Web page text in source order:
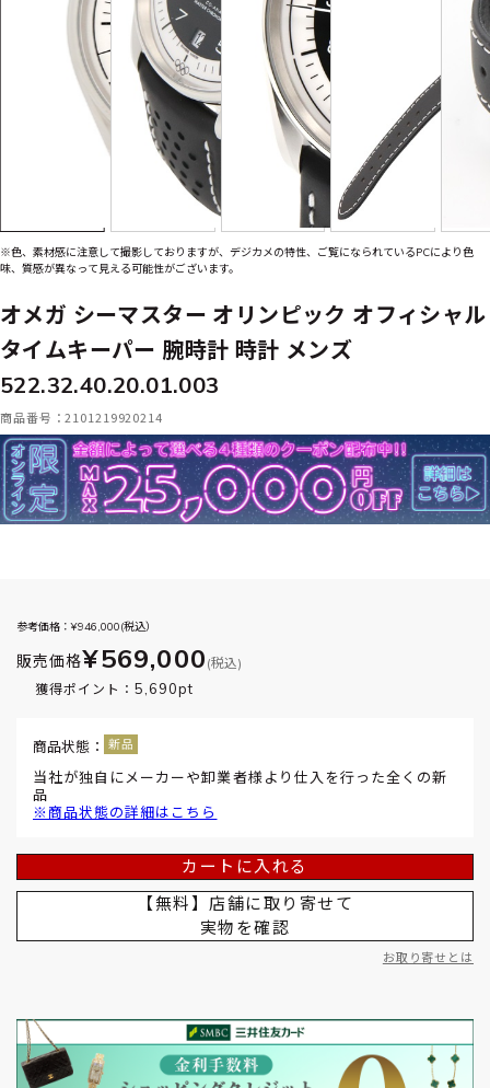
※色、素材感に注意して撮影しておりますが、デジカメの特性、ご覧になられているPCにより色
味、質感が異なって見える可能性がございます。
オメガ シーマスター オリンピック オフィシャル
タイムキーパー 腕時計 時計 メンズ
522.32.40.20.01.003
商品番号：2101219920214
参考価格：¥946,000(税込）
販売価格¥569,000 (税込)
獲得ポイント： 5,690pt
商品状態：
当社が独自にメーカーや卸業者様より仕入を行った全くの新
品
※商品状態の詳細はこちら
カートに入れる
【無料】店舗に取り寄せて
実物を確認
お取り寄せとは